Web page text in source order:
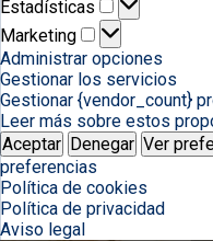
Estadísticas
Marketing
Marketing
Administrar opciones
Gestionar los servicios
Gestionar {vendor_count}
Leer más sobre estos
Aceptar Denegar Ver
preferencias
Política de cookies
Política de privacidad
Aviso legal